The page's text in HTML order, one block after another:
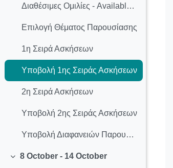
Διαθέσιμες Ομιλίες - Available Presentation Topics
Επιλογή Θέματος Παρουσίασης
1η Σειρά Ασκήσεων
Υποβολή 1ης Σειράς Ασκήσεων
2η Σειρά Ασκήσεων
Υποβολή 2ης Σειράς Ασκήσεων
Υποβολή Διαφανειών Παρουσιάσεων
Collapse
8 October - 14 October